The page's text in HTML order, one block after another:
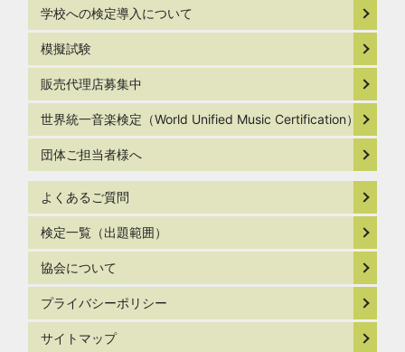
学校への検定導入について
模擬試験
販売代理店募集中
世界統一音楽検定（World Unified Music Certification）
団体ご担当者様へ
よくあるご質問
検定一覧（出題範囲）
協会について
プライバシーポリシー
サイトマップ